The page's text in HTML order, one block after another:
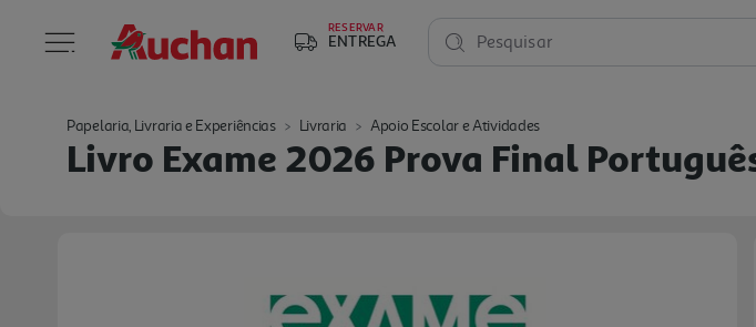
RESERVAR
ENTREGA Pesquisar
Papelaria, Livraria e Experiências Livraria Apoio Escolar e Atividades
Livro Exame 2026 Prova Final